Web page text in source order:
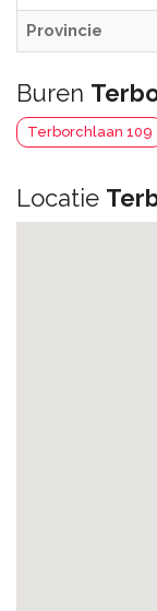
Provincie
Buren
Terborchlaan 109
Locatie